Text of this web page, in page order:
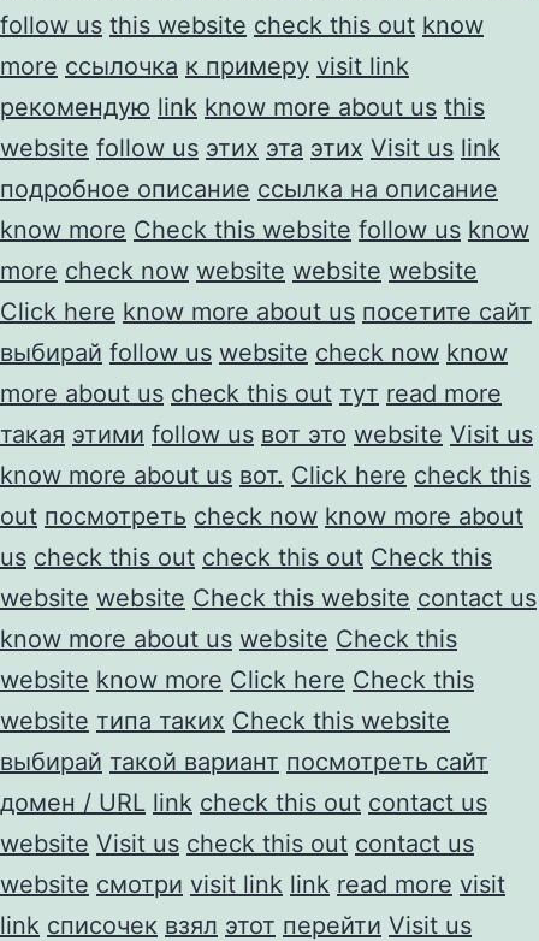
follow us this website check this out know
more ссылочка к примеру visit link
рекомендую link know more about us this
website follow us этих эта этих Visit us link
подробное описание ссылка на описание
know more Check this website follow us know
more check now website website website
Click here know more about us посетите сайт
выбирай follow us website check now know
more about us check this out тут read more
такая этими follow us вот это website Visit us
know more about us вот. Click here check this
out посмотреть check now know more about
us check this out check this out Check this
website website Check this website contact us
know more about us website Check this
website know more Click here Check this
website типа таких Check this website
выбирай такой вариант посмотреть сайт
домен / URL link check this out contact us
website Visit us check this out contact us
website смотри visit link link read more visit
link списочек взял этот перейти Visit us